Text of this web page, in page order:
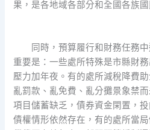
果，是各地域各部分和全國各族
同時，預算履行和財務任務中
重要是：一些處所特殊是市縣財
壓力加年夜。有的處所減稅降費
亂罰款、亂免費、亂分攤景象禁
項目儲蓄缺乏，債券資金閑置，
債權情形依然存在，有的處所當